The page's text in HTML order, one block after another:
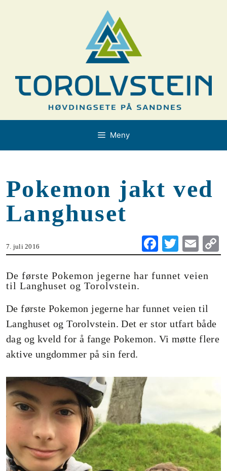
Meny
Pokemon jakt ved
Langhuset
7. juli 2016
Fa
ce
bo
T
wi
tte
E
m
ail
De første Pokemon jegerne har funnet veien
til Langhuset og Torolvstein.
De første Pokemon jegerne har funnet veien til
Langhuset og Torolvstein. Det er stor utfart både
dag og kveld for å fange Pokemon. Vi møtte flere
aktive ungdommer på sin ferd.